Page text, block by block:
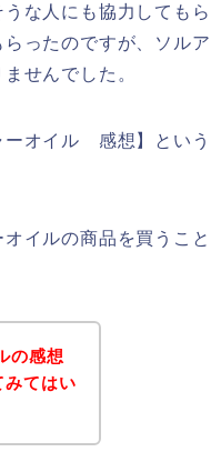
な人にも協力してもら
ったのですが、ソルア
せんでした。
ーオイル 感想】という
イルの商品を買うこと
の感想
みてはい